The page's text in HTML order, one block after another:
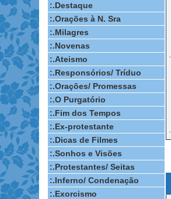
:.Destaque
:.Orações à N. Sra
:.Milagres
:.Novenas
:.Ateismo
:.Responsórios/ Tríduo
:.Orações/ Promessas
:.O Purgatório
:.Fim dos Tempos
:.Ex-protestante
:.Dicas de Filmes
:.Sonhos e Visões
:.Protestantes/ Seitas
:.Inferno/ Condenação
:.Exorcismo